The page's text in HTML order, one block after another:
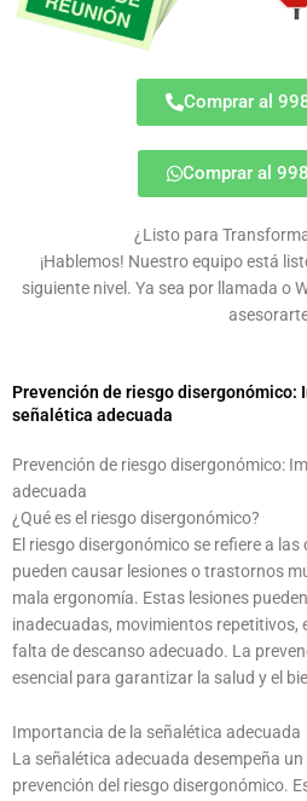
Comprar al
Comprar al
¿Listo para
¡Hablemos! Nuestro equipo está
siguiente nivel. Ya sea por llamada o
Prevención de riesgo disergonómico:
señalética adecuada
Prevención de riesgo disergonómico:
adecuada
¿Qué es el riesgo disergonómico?
El riesgo disergonómico se refiere a
pueden causar lesiones o trastornos
mala ergonomía. Estas lesiones
inadecuadas, movimientos repetitivos,
falta de descanso adecuado. La
esencial para garantizar la salud y el
Importancia de la señalética adecuada
La señalética adecuada desempeña
prevención del riesgo disergonómico.